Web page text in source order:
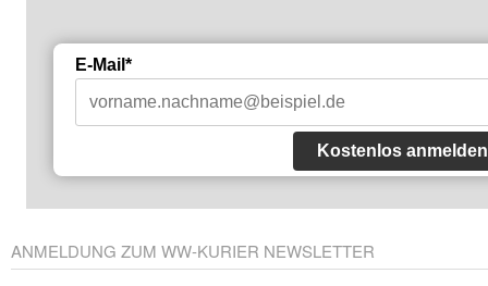
E-Mail*
Kostenlos anmelden
ANMELDUNG ZUM WW-KURIER NEWSLETTER